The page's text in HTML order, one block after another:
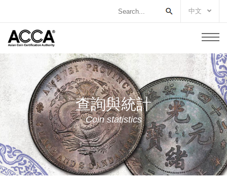
中文
查詢與統計
Coin statistics